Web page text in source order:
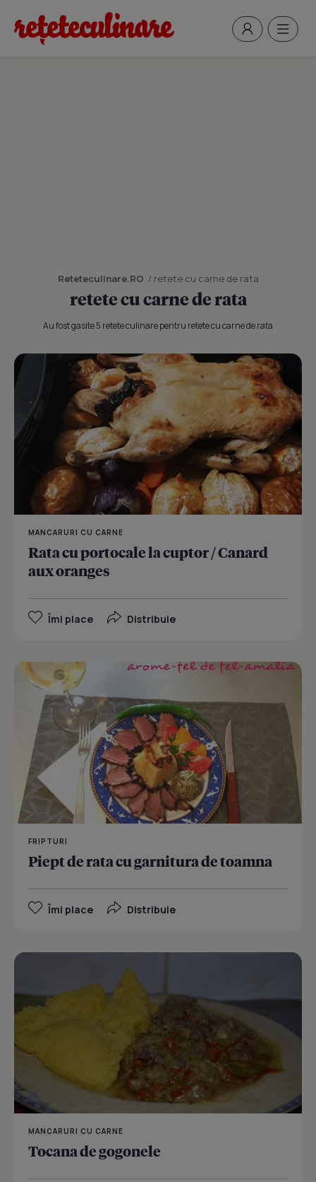
Reteteculinare.RO / retete cu carne de rata
retete cu carne de rata
Au fost gasite 5 retete culinare pentru retete cu carne de rata
MANCARURI CU CARNE
Rata cu portocale la cuptor / Canard
aux oranges
Îmi place Distribuie
FRIPTURI
Piept de rata cu garnitura de toamna
Îmi place Distribuie
MANCARURI CU CARNE
Tocana de gogonele